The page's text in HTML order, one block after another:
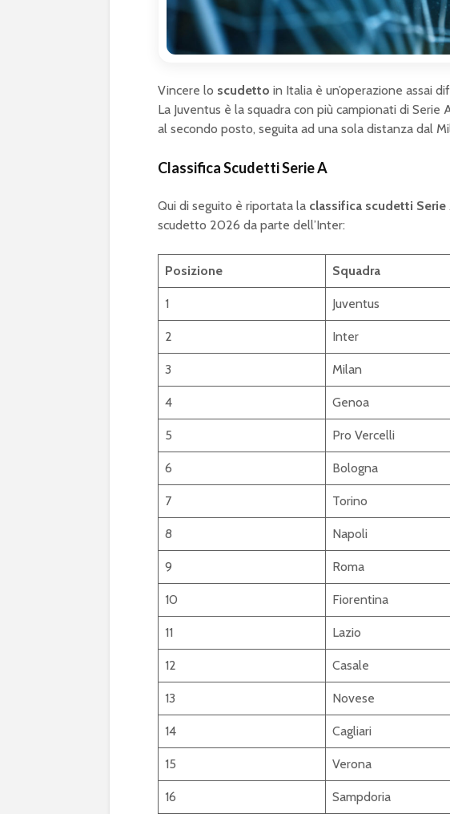
Vincere lo scudetto in Italia è un’operazione assai
La Juventus è la squadra con più campionati di Serie
al secondo posto, seguita ad una sola distanza dal
Classifica Scudetti Serie A
Qui di seguito è riportata la classifica scudetti Serie
scudetto 2026 da parte dell’Inter:
Posizione Squadra
1 Juventus
2 Inter
3 Milan
4 Genoa
5 Pro Vercelli
6 Bologna
7 Torino
8 Napoli
9 Roma
10 Fiorentina
11 Lazio
12 Casale
13 Novese
14 Cagliari
15 Verona
16 Sampdoria